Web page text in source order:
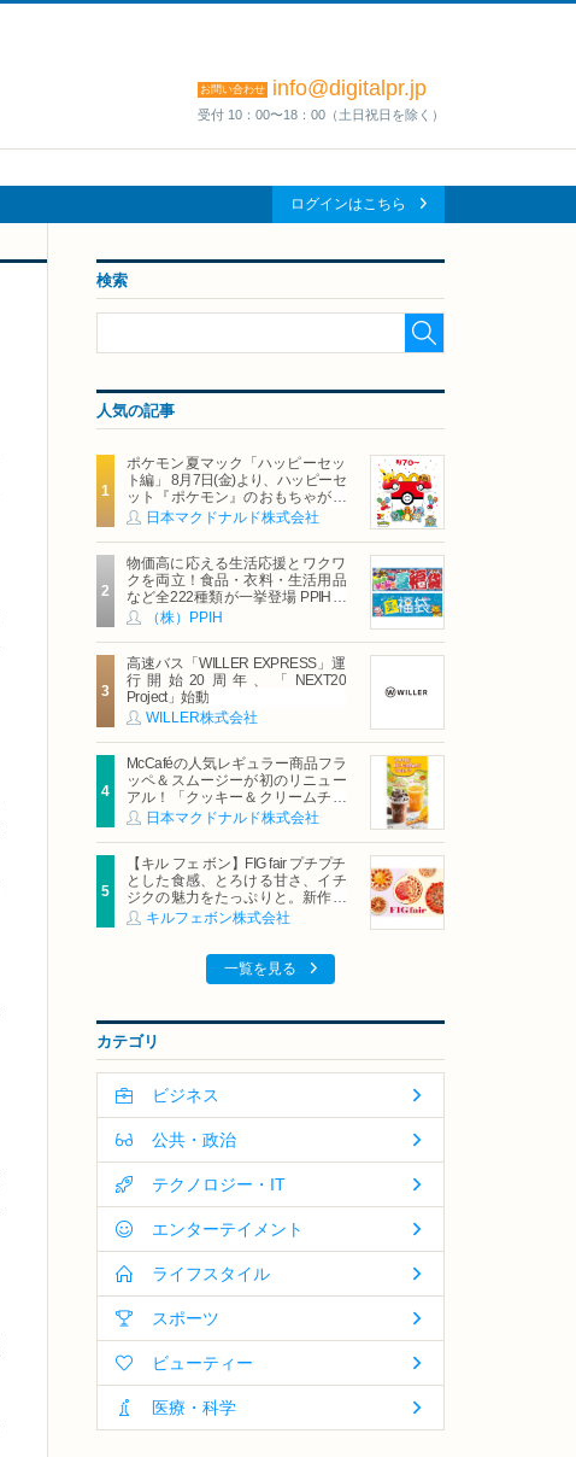
お問い合わせ info@digitalpr.jp
受付 10：00〜18：00（土日祝日を除く）
ログインはこちら
検索
人気の記事
ポケモン夏マック「ハッピーセッ
ト編」 8月7日(金)より、ハッピーセ
ット『ポケモン』のおもちゃが期
間限定登場
日本マクドナルド株式会社
物価高に応える生活応援とワクワ
クを両立！食品・衣料・生活用品
など全222種類が一挙登場 PPIHグ
ループ「夏福袋」＆セール 8月6日
(木)より順次スタート
（株）PPIH
高速バス「WILLER EXPRESS」運
行開始20周年、「NEXT20
Project」始動
WILLER株式会社
McCaféの人気レギュラー商品フラ
ッペ＆スムージーが初のリニュー
アル！「クッキー＆クリームチョ
コフラッペ」「マンゴースムージ
ー」8月5日（水）から販売開始
日本マクドナルド株式会社
【キル フェ ボン】FIG fair プチプチ
とした食感、とろける甘さ、イチ
ジクの魅力をたっぷりと。新作を
含め、イチジク尽くしの全4種が登
場8月20日（木）スタート
キルフェボン株式会社
一覧を見る
カテゴリ
ビジネス
公共・政治
テクノロジー・IT
エンターテイメント
ライフスタイル
スポーツ
ビューティー
医療・科学